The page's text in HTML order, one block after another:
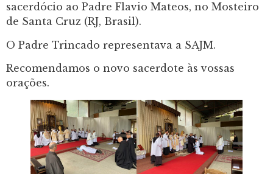
sacerdócio ao Padre Flavio Mateos, no Mosteiro
de Santa Cruz (RJ, Brasil).
O Padre Trincado representava a SAJM.
Recomendamos o novo sacerdote às vossas
orações.